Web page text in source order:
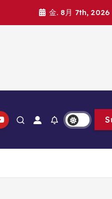
金. 8月 7th, 2026